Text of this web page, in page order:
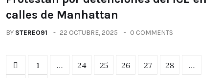
calles de Manhattan
BY STEREO91 22 OCTUBRE, 2025 0 COMMENTS
1 … 24 25 26 27 28
…